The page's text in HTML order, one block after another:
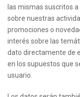
las mismas suscritos
sobre nuestras
promociones o
interés sobre las
dato directamente de
en los supuestos que
usuario.